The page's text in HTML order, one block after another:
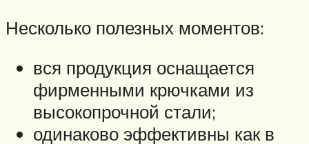
Несколько полезных моментов:
вся продукция оснащается
фирменными крючками из
высокопрочной стали;
одинаково эффективны как в